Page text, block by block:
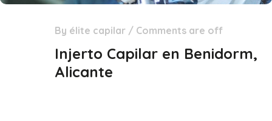
By élite capilar / Comments are off
Injerto Capilar en Benidorm,
Alicante